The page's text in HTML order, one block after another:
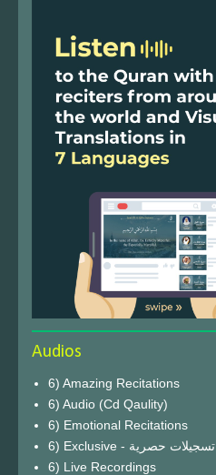
Audios
6) Amazing Recitations
6) Audio (Cd Qaulity)
6) Emotional Recitations
6) Exclusive - تسجيلات حصرية
6) Live Recordings